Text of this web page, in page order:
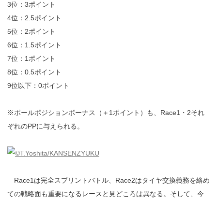
3位：3ポイント
4位：2.5ポイント
5位：2ポイント
6位：1.5ポイント
7位：1ポイント
8位：0.5ポイント
9位以下：0ポイント
※ポールポジションボーナス（＋1ポイント）も、Race1・2それ
ぞれのPPに与えられる。
Race1は完全スプリントバトル、Race2はタイヤ交換義務を絡め
ての戦略面も重要になるレースと見どころは異なる。そして、今